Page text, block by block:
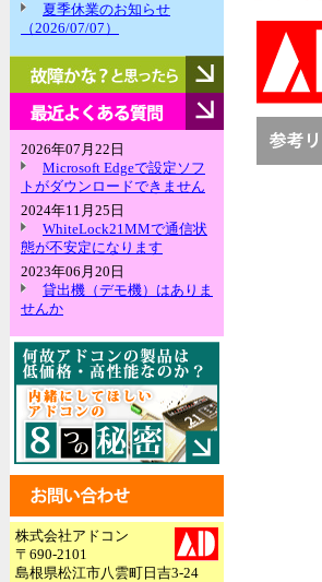
夏季休業のお知らせ
（2026/07/07）
な？
思
っ
た
ら
く
あ
る
質
問
2026年07月22日
Microsoft Edgeで設定ソフ
トがダウンロードできません
2024年11月25日
WhiteLock21MMで通信状
態が不安定になります
2023年06月20日
貸出機（デモ機）はありま
せんか
株式会社アドコン
〒690-2101
島根県松江市八雲町日吉3-24